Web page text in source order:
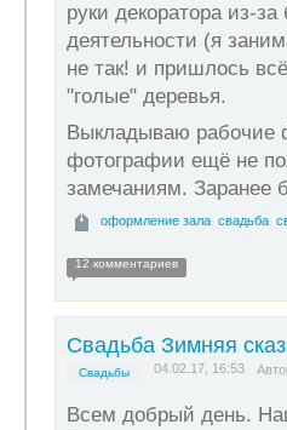
руки декоратора из-
деятельности (я
не так! и пришлось
"голые" деревья.
Выкладываю рабочие
фотографии ещё не
замечаниям. Заранее
оформление зала свадьба
12 комментариев
Свадьба Зимняя
Свадьбы 04.02.17, 16:53
Всем добрый день.